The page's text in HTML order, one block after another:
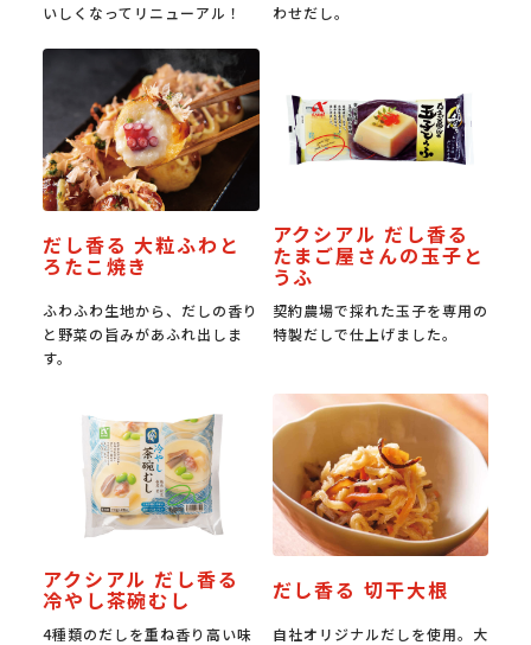
いしくなってリニューアル！
わせだし。
だし香る 大粒ふわと
ろたこ焼き
ふわふわ生地から、だしの香り
と野菜の旨みがあふれ出しま
す。
アクシアル だし香る
たまご屋さんの玉子と
うふ
契約農場で採れた玉子を専用の
特製だしで仕上げました。
アクシアル だし香る
冷やし茶碗むし
4種類のだしを重ね香り高い味
だし香る 切干大根
自社オリジナルだしを使用。大